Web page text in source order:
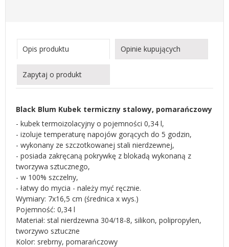
Opis produktu Opinie kupujących
Zapytaj o produkt
Black Blum Kubek termiczny stalowy, pomarańczowy
- kubek termoizolacyjny o pojemności 0,34 l,
- izoluje temperaturę napojów gorących do 5 godzin,
- wykonany ze szczotkowanej stali nierdzewnej,
- posiada zakręcaną pokrywkę z blokadą wykonaną z
tworzywa sztucznego,
- w 100% szczelny,
- łatwy do mycia - należy myć ręcznie.
Wymiary: 7x16,5 cm (średnica x wys.)
Pojemność: 0,34 l
Materiał: stal nierdzewna 304/18-8, silikon, polipropylen,
tworzywo sztuczne
Kolor: srebrny, pomarańczowy